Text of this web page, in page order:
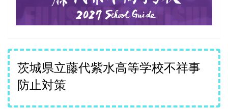
茨城県立藤代紫水高等学校不祥事
防止対策